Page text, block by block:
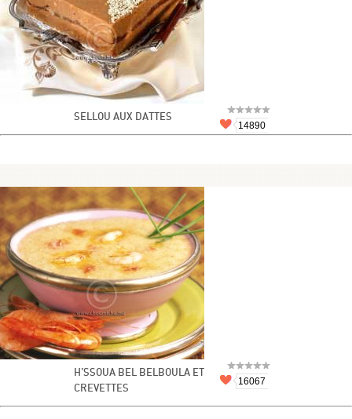
SELLOU AUX DATTES
14890
H’SSOUA BEL BELBOULA ET
CREVETTES
16067